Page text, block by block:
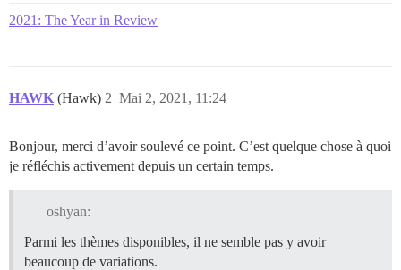
2021: The Year in Review
HAWK (Hawk) Mai 2, 2021, 11:24
2
Bonjour, merci d’avoir soulevé ce point. C’est quelque chose à quoi
je réfléchis activement depuis un certain temps.
oshyan:
Parmi les thèmes disponibles, il ne semble pas y avoir
beaucoup de variations.